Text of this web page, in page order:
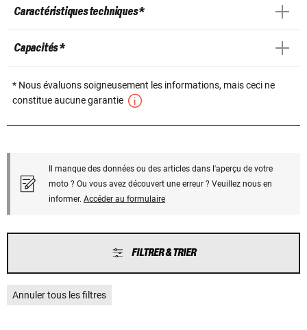
Caractéristiques techniques *
Capacités *
* Nous évaluons soigneusement les informations, mais ceci ne
constitue aucune garantie
Il manque des données ou des articles dans l'aperçu de votre
moto ? Ou vous avez découvert une erreur ? Veuillez nous en
informer. Accéder au formulaire
FILTRER & TRIER
Annuler tous les filtres